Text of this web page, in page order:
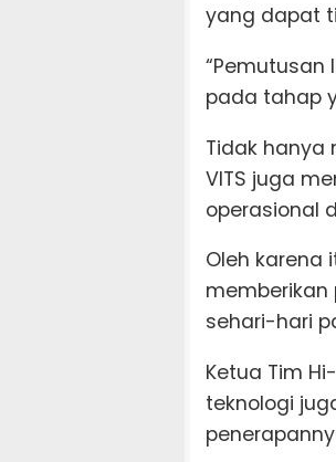
yang dapat
“Pemutusan
pada tahap
Tidak hanya
VITS juga
operasional
Oleh karena
sehari-hari
Ketua Tim
teknologi